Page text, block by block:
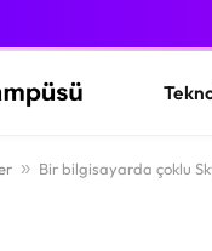
» Bir bilgisayarda çoklu